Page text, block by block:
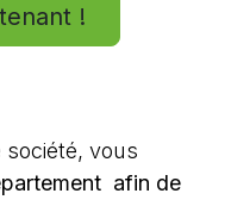
!
vous
afin de